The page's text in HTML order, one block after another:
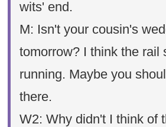
wits' end.
M: Isn't your cousin's
tomorrow? I think the rail
running. Maybe you
there.
W2: Why didn't I think of